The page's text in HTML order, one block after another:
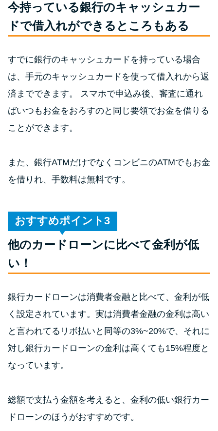
家賃払えないが強制退去は避け
たい…市役所に相談より賢い方
法2選
街金とは？絶対審査通る？借金
に悩む人へ街金をおすすめしな
い理由
未成年でもお金を借りられる？
へのバレにくさや将来への影響
ソフト闇金とは？悪質な手口に
は要注意！
090金融（闇金）からお金を借り
てはいけない理由と借りた場合
安や審査に通らない理由
今持っている銀行のキャッシュカー
ドで借入れができるところもある
すでに銀行のキャッシュカードを持っている場合
は、手元のキャッシュカードを使って借入れから返
済までできます。 スマホで申込み後、審査に通れ
ばいつもお金をおろすのと同じ要領でお金を借りる
ことができます。
また、銀行ATMだけでなくコンビニのATMでもお金
を借りれ、手数料は無料です。
おすすめポイント
他のカードローンに比べて金利が低
い！
銀行カードローンは消費者金融と比べて、金利が低
く設定されています。実は消費者金融の金利は高い
と言われてるリボ払いと同等の3%~20%で、それに
対し銀行カードローンの金利は高くても15%程度と
なっています。
総額で支払う金額を考えると、金利の低い銀行カー
ドローンのほうがおすすめです。